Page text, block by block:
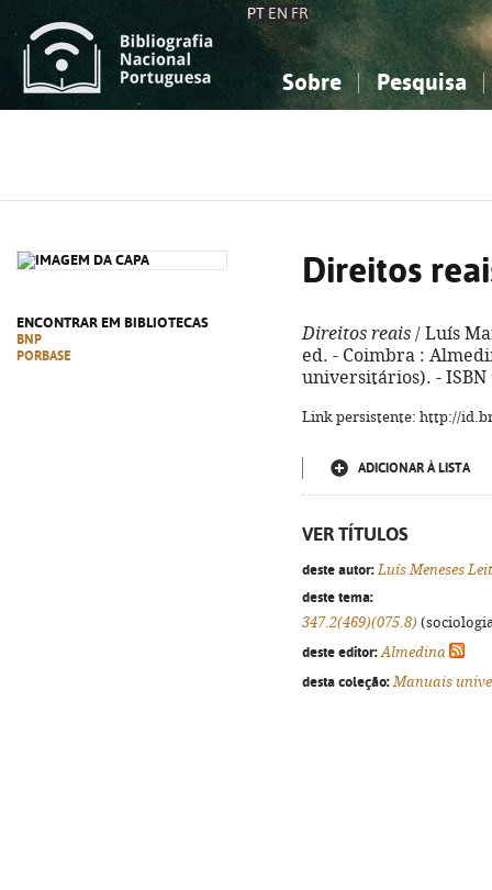
PT EN FR
Sobre Pesquisa
ENCONTRAR EM BIBLIOTECAS
BNP
PORBASE
Direitos
Direitos reais / Luís
ed. - Coimbra :
universitários). - ISBN
Link persistente: http://
ADICIONAR À LISTA
VER TÍTULOS
deste autor: Luís Meneses
deste tema:
347.2(469)(075.8)
deste editor: Almedina
desta coleção: Manuais